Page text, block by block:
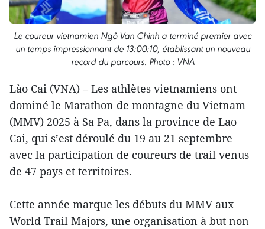
Le coureur vietnamien Ngô Van Chinh a terminé premier avec
un temps impressionnant de 13:00:10, établissant un nouveau
record du parcours. Photo : VNA
Lào Cai (VNA) – Les athlètes vietnamiens ont
dominé le Marathon de montagne du Vietnam
(MMV) 2025 à Sa Pa, dans la province de Lao
Cai, qui s’est déroulé du 19 au 21 septembre
avec la participation de coureurs de trail venus
de 47 pays et territoires.
Cette année marque les débuts du MMV aux
World Trail Majors, une organisation à but non